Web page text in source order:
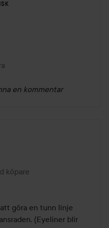
en kommentar
år
köpare
göra en tunn linje
(Eyeliner blir